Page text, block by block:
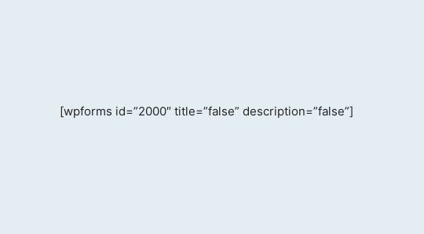
[wpforms id=”2000″ title=”false” description=”false”]